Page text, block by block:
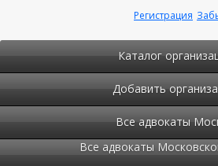
Регистрация
Каталог
Добавить
Все адвокаты
Все адвокаты